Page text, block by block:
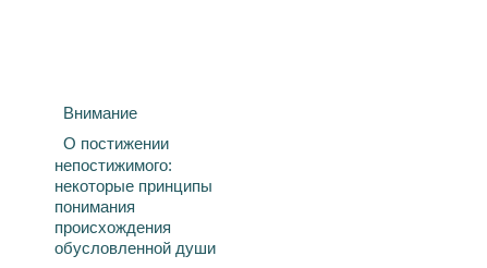
Внимание
О постижении
непостижимого:
некоторые принципы
понимания
происхождения
обусловленной души